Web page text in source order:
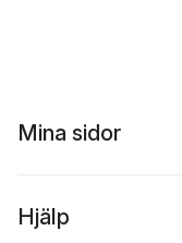
Mina sidor
Hjälp